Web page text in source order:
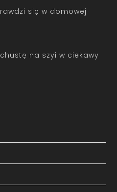
się w domowej
na szyi w ciekawy